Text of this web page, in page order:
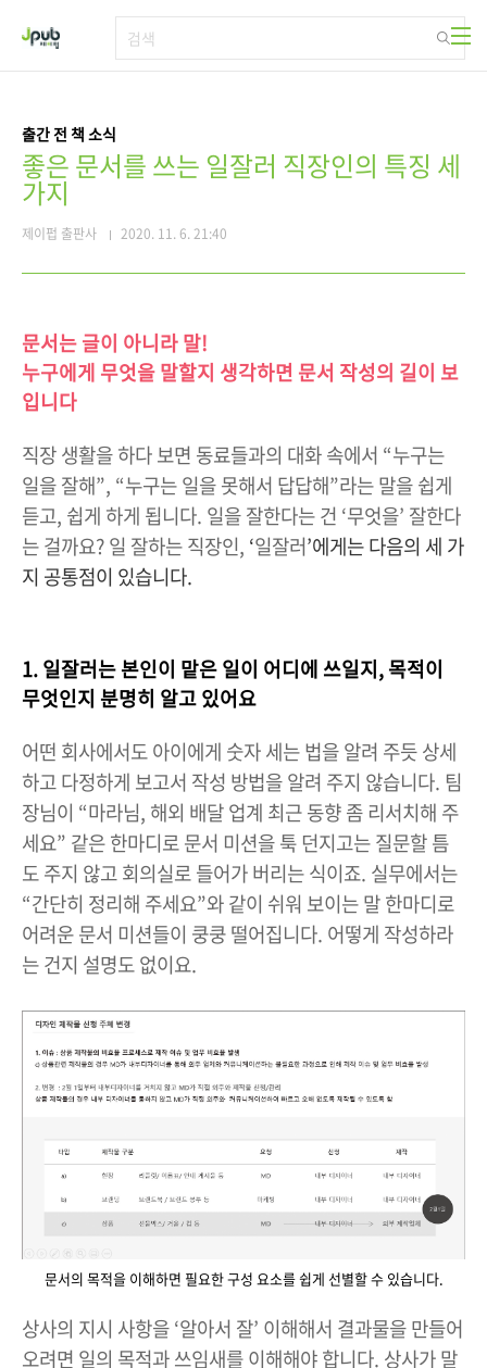
출간 전 책 소식
좋은 문서를 쓰는 일잘러 직장인의 특징 세
가지
제이펍 출판사 2020. 11. 6. 21:40
문서는 글이 아니라 말!
누구에게 무엇을 말할지 생각하면 문서 작성의 길이 보
입니다
직장 생활을 하다 보면 동료들과의 대화 속에서 “누구는
일을 잘해”, “누구는 일을 못해서 답답해”라는 말을 쉽게
듣고, 쉽게 하게 됩니다. 일을 잘한다는 건 ‘무엇을’ 잘한다
는 걸까요? 일 잘하는 직장인, ‘일잘러’에게는 다음의 세 가
지 공통점이 있습니다.
1. 일잘러는 본인이 맡은 일이 어디에 쓰일지, 목적이
무엇인지 분명히 알고 있어요
어떤 회사에서도 아이에게 숫자 세는 법을 알려 주듯 상세
하고 다정하게 보고서 작성 방법을 알려 주지 않습니다. 팀
장님이 “마라님, 해외 배달 업계 최근 동향 좀 리서치해 주
세요” 같은 한마디로 문서 미션을 툭 던지고는 질문할 틈
도 주지 않고 회의실로 들어가 버리는 식이죠. 실무에서는
“간단히 정리해 주세요”와 같이 쉬워 보이는 말 한마디로
어려운 문서 미션들이 쿵쿵 떨어집니다. 어떻게 작성하라
는 건지 설명도 없이요.
문서의 목적을 이해하면 필요한 구성 요소를 쉽게 선별할 수 있습니다.
상사의 지시 사항을 ‘알아서 잘’ 이해해서 결과물을 만들어
오려면 일의 목적과 쓰임새를 이해해야 합니다. 상사가 말